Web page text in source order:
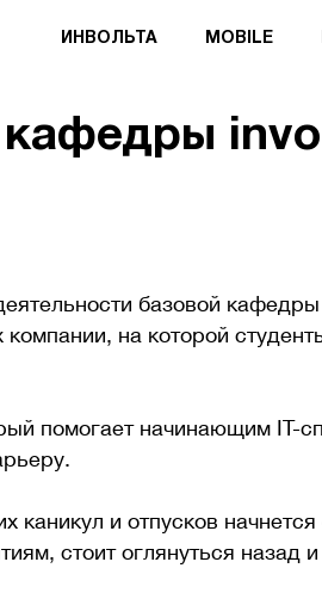
ИНВОЛЬТА MOBILE
кафедры
базовой
на которой
помогает начинающим IT-
каникул и отпусков
стоит оглянуться назад